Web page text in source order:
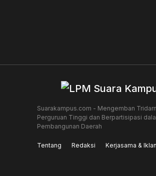
Suarakampus.com - Mengemban
Perguruan Tinggi dan Berpartisipasi
Pembangunan Daerah
Tentang Redaksi Kerjasama & Iklan